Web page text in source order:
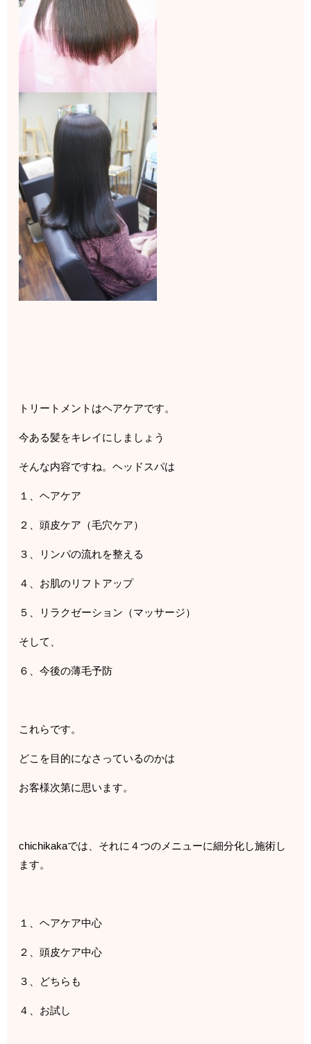
トリートメントはヘアケアです。
今ある髪をキレイにしましょう
そんな内容ですね。ヘッドスパは
１、ヘアケア
２、頭皮ケア（毛穴ケア）
３、リンパの流れを整える
４、お肌のリフトアップ
５、リラクゼーション（マッサージ）
そして、
６、今後の薄毛予防
これらです。
どこを目的になさっているのかは
お客様次第に思います。
chichikakaでは、それに４つのメニューに細分化し施術し
ます。
１、ヘアケア中心
２、頭皮ケア中心
３、どちらも
４、お試し